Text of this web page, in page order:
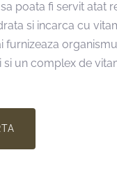
poata fi servit atat
si incarca cu
furnizeaza
si un complex de